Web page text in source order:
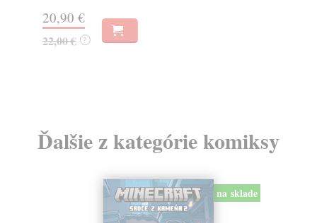
20,90 €
22,00 € ?
Ďalšie z kategórie komiksy
na sklade